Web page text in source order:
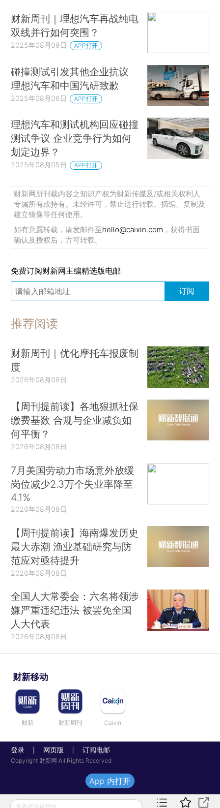
财新周刊｜理想汽车再战纯电
双线并行如何突围？
2025年08月09日 APP打开
碰撞测试引发其他企业抗议
理想汽车和中国汽研致歉
2025年08月06日 APP打开
理想汽车和测试机构回应碰撞
测试争议 企业竞争行为如何
划定边界？
2025年08月05日 APP打开
财新网所刊载内容之知识产权为财新传媒及/或相关权利人
专属所有或持有。未经许可，禁止进行转载、摘编、复制及
建立镜像等任何使用。
如有意愿转载，请发邮件至hello@caixin.com ，获得书面
确认及授权后，方可转载。
免费订阅财新网主编精选版电邮
订阅
推荐阅读
财新周刊｜优化摩托车报废制
度
2026年08月08日
【周刊提前读】各地狠抓社保
缴费基数 合规与企业减负如
何平衡？
2026年08月08日
7月美国劳动力市场意外放缓
岗位减少2.3万个失业率降至
4.1%
2026年08月08日
【周刊提前读】海南爆发历史
最大赤潮 渔业基础研究与防
范应对亟待提升
2026年08月08日
全国人大常委会：六名将领涉
嫌严重违纪违法 被罢免全国
人大代表
2026年08月08日
财新移动
财新 财新周刊 Caixin
登录 网页版 订阅电邮
Copyright 财新网 All Rights Reserved
发表评论得积分
App 内打开